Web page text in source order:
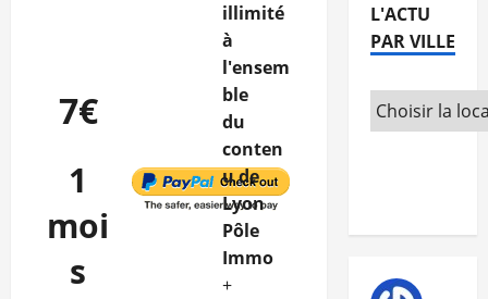
7€
1
moi
s
illimité
à
l'ensem
ble
du
conten
u de
Lyon
Pôle
Immo
+
L'ACTU
PAR VILLE